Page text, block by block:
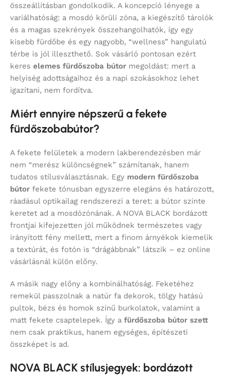
összeállításban gondolkodik. A koncepció lényege a
variálhatóság: a mosdó körüli zóna, a kiegészítő tárolók
és a magas szekrények összehangolhatók, így egy
kisebb fürdőbe és egy nagyobb, “wellness” hangulatú
térbe is jól illeszthető. Sok vásárló pontosan ezért
keres elemes fürdőszoba bútor megoldást: mert a
helyiség adottságaihoz és a napi szokásokhoz lehet
igazítani, nem fordítva.
Miért ennyire népszerű a fekete
fürdőszobabútor?
A fekete felületek a modern lakberendezésben már
nem “merész különcségnek” számítanak, hanem
tudatos stílusválasztásnak. Egy modern fürdőszoba
bútor fekete tónusban egyszerre elegáns és határozott,
ráadásul optikailag rendszerezi a teret: a bútor szinte
keretet ad a mosdózónának. A NOVA BLACK bordázott
frontjai kifejezetten jól működnek természetes vagy
irányított fény mellett, mert a finom árnyékok kiemelik
a textúrát, és fotón is “drágábbnak” látszik – ez online
vásárlásnál külön előny.
A másik nagy előny a kombinálhatóság. Feketéhez
remekül passzolnak a natúr fa dekorok, tölgy hatású
pultok, bézs és homok színű burkolatok, valamint a
matt fekete csaptelepek. Így a fürdőszoba bútor szett
nem csak praktikus, hanem egységes, építészeti
összképet is ad.
NOVA BLACK stílusjegyek: bordázott